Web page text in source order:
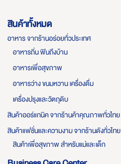
สินค้าทั้งหมด
อาหาร จากร้านอร่อยทั่วประเทศ
อาหารถิ่น ฟินถึงบ้าน
อาหารเพื่อสุขภาพ
อาหารว่าง ขนมหวาน เครื่องดื่ม
เครื่องปรุงและวัตถุดิบ
สินค้าออร์แกนิค จากร้านค้าคุณภาพทั่วไทย
สินค้าแฟชั่นและความงาม จากร้านดังทั่วไทย
สินค้าเพื่อสุขภาพ สำหรับแม่และเด็ก